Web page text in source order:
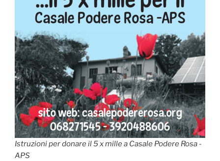
Istruzioni per donare il 5 x mille a Casale Podere Rosa -
APS